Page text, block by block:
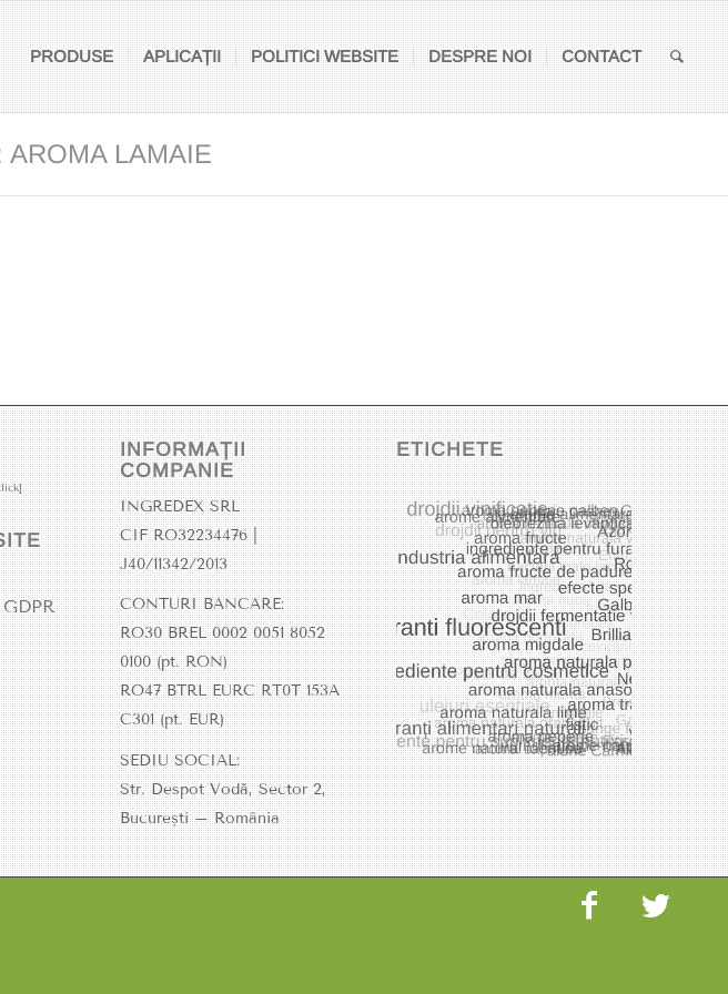
PRODUSE APLICAȚII POLITICI WEBSITE DESPRE NOI CONTACT
AROMA LAMAIE
INFORMAȚII
COMPANIE
INGREDEX SRL
CIF RO32234476 |
J40/11342/2013
CONTURI BANCARE:
RO30 BREL 0002 0051 8052
0100 (pt. RON)
RO47 BTRL EURC RT0T 153A
C301(pt. EUR)
SEDIU SOCIAL:
Str. Despot Vodă, Sector 2,
București – România
ETICHETE